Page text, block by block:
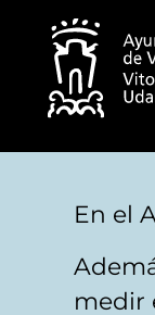
Legal
En el
medir